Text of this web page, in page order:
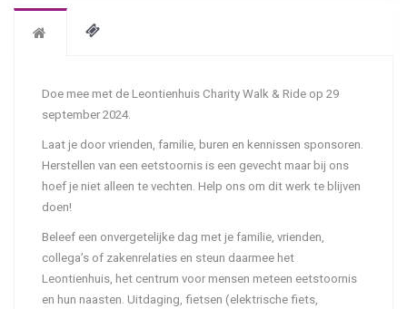
Doe mee met de Leontienhuis Charity Walk & Ride op 29
september 2024.
Laat je door vrienden, familie, buren en kennissen sponsoren.
Herstellen van een eetstoornis is een gevecht maar bij ons
hoef je niet alleen te vechten. Help ons om dit werk te blijven
doen!
Beleef een onvergetelijke dag met je familie, vrienden,
collega’s of zakenrelaties en steun daarmee het
Leontienhuis, het centrum voor mensen meteen eetstoornis
en hun naasten. Uitdaging, fietsen (elektrische fiets,